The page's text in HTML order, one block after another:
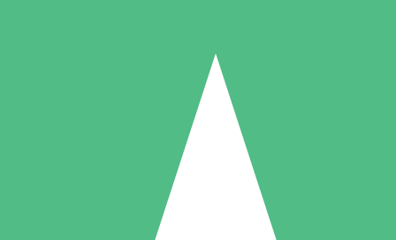
Individuella Kreditpaket
per användning med nedladdningskrediter. Inget månatligt åtagande
5 Nedladdningar
US$